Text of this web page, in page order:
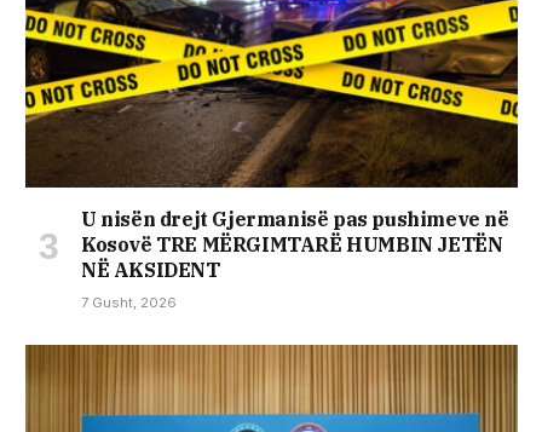
U nisën drejt Gjermanisë pas pushimeve në
Kosovë TRE MËRGIMTARË HUMBIN JETËN
NË AKSIDENT
7 Gusht, 2026